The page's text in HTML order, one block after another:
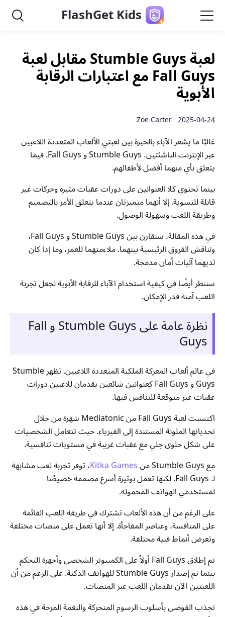
FlashGet Kids
لعبة Stumble Guys مقابل لعبة
Fall Guys مع اعتبارات الرقابة
الأبوية
2025-04-24 Zoe Carter
غالبًا ما يشعر الآباء بالحيرة بين لعبتي الألعاب المتعددة اللاعبين
عبر الإنترنت الناشئتين، Stumble Guys و Fall Guys. فيما
يتعلق بأي منهما أفضل لأطفالهم.
بينما تحتوي كلا العنوانين على دورات عقبات مثيرة وحركات غير
قابلة للتسوية. إلا أنهما متميزتان عندما يتعلق الأمر بالتصميم
وطريقة اللعب وسهولة الوصول.
في هذه المقالة، سنقارن بين Stumble Guys و Fall Guys،
ونناقش الفروق الرئيسية بينهما. ملاءمتهما للعمر، وما إذا كان
لديهما آليات أمان مدمجة.
سننظر أيضًا في كيفية استخدام الآباء للرقابة الأبوية لجعل تجربة
اللعب آمنة قدر الإمكان.
نظرة عامة على Stumble Guys و Fall
Guys
في عالم ألعاب المعركة الملكية المتعددة اللاعبين. تظهر Stumble
Guys و Fall Guys كعنوانين شائعين يقدمان للاعبين دورات
عقبات غير متوقعة للتنافس فيها.
اكتسبت لعبة Fall Guys من Mediatonic شهرة من خلال
تحدياتها الملونة المستندة إلى الفيزياء. حيث تتعامل الشخصيات
على شكل حلوى جلي مع عقبات غريبة في مستويات تنافسية.
مع Stumble Guys من
Kitka Games، توفر تجربة لعب مشابهة
لـ Fall Guys. لكنها تعمل بوتيرة أسرع مصممة خصيصًا
لمستخدمي الهواتف المحمولة.
على الرغم من أن هذه الألعاب تشترك في طريقة اللعب القائمة
على المنافسة، وعناصر المفاجأة. إلا أنها تعمل على منصات مختلفة
وتعرض أنماط فنية مختلفة.
تم إطلاق Fall Guys أولاً على الكمبيوتر الشخصي وأجهزة التحكم
بينما تم إصدار Stumble Guys للهواتف الذكية. على الرغم من أن
اللعبتين الآن تقدمان اللعب عبر المنصات.
تجذب الفوضى بأسلوب الرسوم المتحركة والنغمة المرحة في هذه